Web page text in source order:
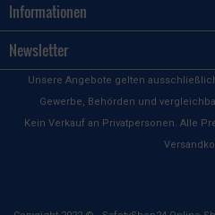
Informationen
Newsletter
Unsere Angebote gelten
Gewerbe, Behörden und
Kein Verkauf an Privatpersonen. Alle